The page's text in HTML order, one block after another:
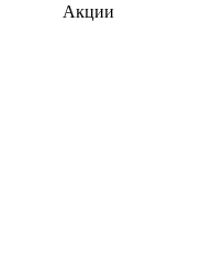
Акции